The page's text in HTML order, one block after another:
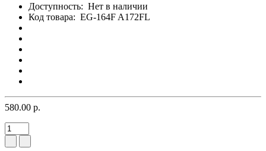
Доступность: Нет в наличии
Код товара: EG-164F A172FL
580.00 р.